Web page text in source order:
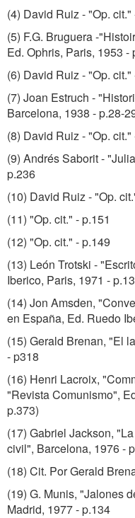
(4) David Ruiz - "Op. cit."
(5) F.G. Bruguera -
Ed. Ophris, Paris, 1953 -
(6) David Ruiz - "Op. cit."
(7) Joan Estruch -
Barcelona, 1938 - p.28-
(8) David Ruiz - "Op.
(9) Andrés Saborit -
p.236
(10) David Ruiz - "Op.
(11) "Op. cit." - p.151
(12) "Op. cit." - p.149
(13) León Trotski -
Iberico, Paris, 1971 -
(14) Jon Amsden,
en España, Ed. Ruedo
(15) Gerald Brenan, "El
- p318
(16) Henri Lacroix,
"Revista Comunismo",
p.373)
(17) Gabriel Jackson,
civil", Barcelona, 1976 -
(18) Cit. Por Gerald
(19) G. Munis, "Jalones
Madrid, 1977 - p.134